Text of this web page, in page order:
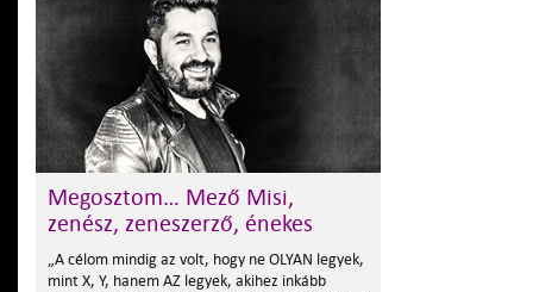
Megosztom… Mező Misi,
zenész, zeneszerző, énekes
„A célom mindig az volt, hogy ne OLYAN legyek,
mint X, Y, hanem AZ legyek, akihez inkább